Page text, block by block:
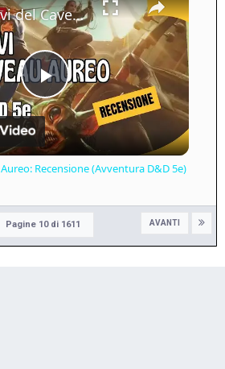
Play
Video
Le Chiavi del Caveau Aureo: Recensione (Avventura D&D 5e)
Recensione (Avventura D&D 5e)
AVANTI
Pagine 10 di 1611